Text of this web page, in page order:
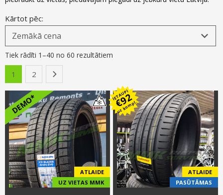
Riepu glabāšana
Riepu piegāde
Riepas uz nomaksu
Kārtot pēc:
Tiek rādīti 1–40 no 60 rezultātiem
1 2
DEMO*
ATLAIDE
UZ VIETAS MMK
IETAUPI
€92
uz kompl.
ATLAIDE
PASŪTĀMAS